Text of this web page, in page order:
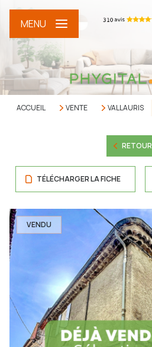
MENU
ACCUEIL VENTE VALLAURIS
RETOUR
TÉLÉCHARGER LA FICHE
VENDU